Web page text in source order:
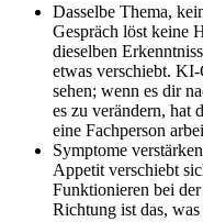
Dasselbe Thema,
Gespräch löst keine
dieselben
etwas verschiebt.
sehen; wenn es dir
es zu verändern, hat
eine Fachperson
Symptome
Appetit verschiebt
Funktionieren bei
Richtung ist das,